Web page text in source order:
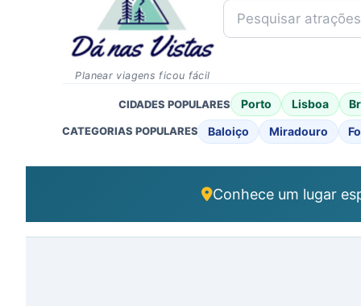
Planear viagens ficou fácil
Pesquisar
CIDADES POPULARES Porto Lisboa
CATEGORIAS POPULARES Baloiço Miradouro
Conhece um lugar